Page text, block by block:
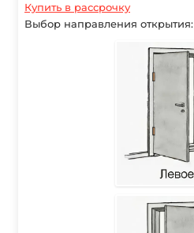
Купить в рассрочку
Выбор направления открытия: